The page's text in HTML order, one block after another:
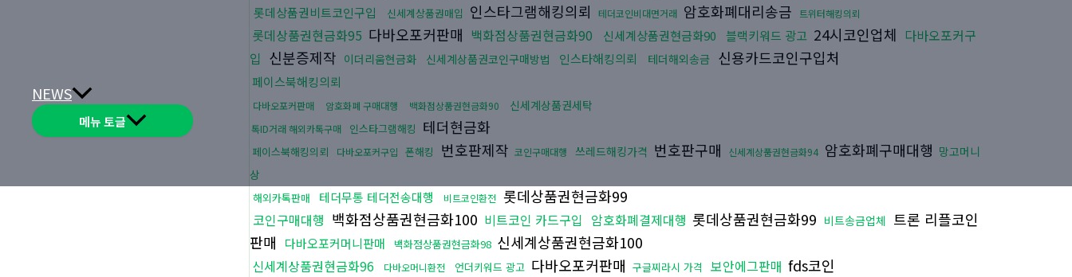
NEWS
메뉴 토글
롯데상품권비트코인구입 신세계상품권매입 인스타그램해킹의뢰 테더코인비대면거래 암호화폐대리송금 트위터해킹의뢰
롯데상품권현금화95 다바오포커판매 백화점상품권현금화90 신세계상품권현금화90 블랙키워드 광고 24시코인업체 다바오포커구
입 신분증제작 이더리움현금화 신세계상품권코인구매방법 인스타해킹의뢰 테더해외송금 신용카드코인구입처
페이스북해킹의뢰
다바오포커판매 암호화폐 구매대행 백화점상품권현금화90 신세계상품권세탁
톡ID거래 해외카톡구매 인스타그램해킹 테더현금화
페이스북해킹의뢰 다바오포커구입 폰해킹 번호판제작 코인구매대행 쓰레드해킹가격 번호판구매 신세계상품권현금화94 암호화폐구매대행 망고머니
상
해외카톡판매 테더무통 테더전송대행 비트코인환전 롯데상품권현금화99
코인구매대행 백화점상품권현금화100 비트코인 카드구입 암호화폐결제대행 롯데상품권현금화99 비트송금업체 트론 리플코인
판매
다바오포커머니판매 백화점상품권현금화98 신세계상품권현금화100
신세계상품권현금화96 다바오머니환전 언더키워드 광고 다바오포커판매 구글찌라시 가격 보안에그판매 fds코인